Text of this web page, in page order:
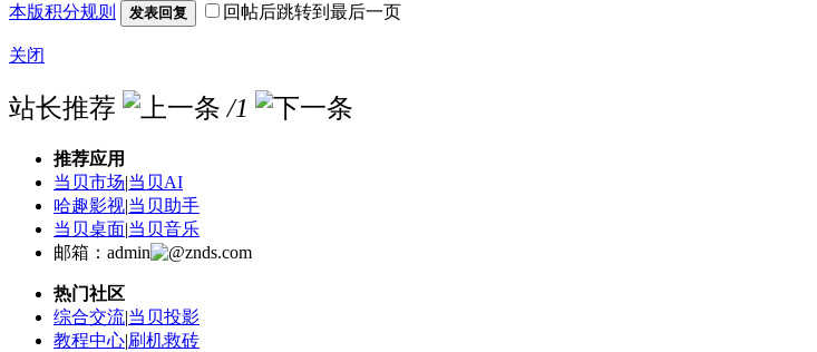
本版积分规则 发表回复 回帖后跳转到最后一页
关闭
站长推荐 /1
推荐应用
当贝市场|当贝AI
哈趣影视|当贝助手
当贝桌面|当贝音乐
邮箱：admin
znds.com
热门社区
综合交流|当贝投影
教程中心|刷机救砖